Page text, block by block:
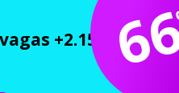
+2.150 cursos